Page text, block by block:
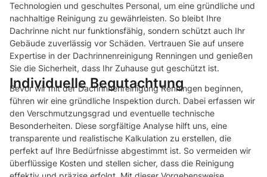
Technologien und geschultes Personal, um eine gründliche und
nachhaltige Reinigung zu gewährleisten. So bleibt Ihre
Dachrinne nicht nur funktionsfähig, sondern schützt auch Ihr
Gebäude zuverlässig vor Schäden. Vertrauen Sie auf unsere
Expertise in der Dachrinnenreinigung Renningen und genießen
Sie die Sicherheit, dass Ihr Zuhause gut geschützt ist.
Individuelle Begutachtung
Bevor wir mit der Dachrinnenreinigung Renningen beginnen,
führen wir eine gründliche Inspektion durch. Dabei erfassen wir
den Verschmutzungsgrad und eventuelle technische
Besonderheiten. Diese sorgfältige Analyse hilft uns, eine
transparente und realistische Kalkulation zu erstellen, die
perfekt auf Ihre Bedürfnisse abgestimmt ist. So vermeiden wir
überflüssige Kosten und stellen sicher, dass die Reinigung